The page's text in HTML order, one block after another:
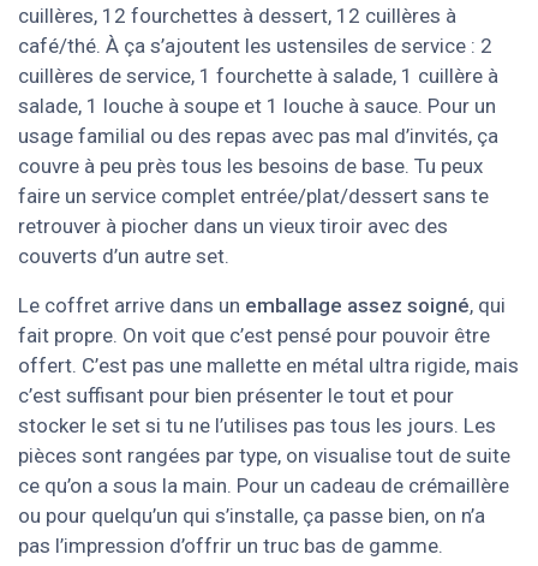
cuillères, 12 fourchettes à dessert, 12 cuillères à
café/thé. À ça s’ajoutent les ustensiles de service : 2
cuillères de service, 1 fourchette à salade, 1 cuillère à
salade, 1 louche à soupe et 1 louche à sauce. Pour un
usage familial ou des repas avec pas mal d’invités, ça
couvre à peu près tous les besoins de base. Tu peux
faire un service complet entrée/plat/dessert sans te
retrouver à piocher dans un vieux tiroir avec des
couverts d’un autre set.
Le coffret arrive dans un emballage assez soigné, qui
fait propre. On voit que c’est pensé pour pouvoir être
offert. C’est pas une mallette en métal ultra rigide, mais
c’est suffisant pour bien présenter le tout et pour
stocker le set si tu ne l’utilises pas tous les jours. Les
pièces sont rangées par type, on visualise tout de suite
ce qu’on a sous la main. Pour un cadeau de crémaillère
ou pour quelqu’un qui s’installe, ça passe bien, on n’a
pas l’impression d’offrir un truc bas de gamme.